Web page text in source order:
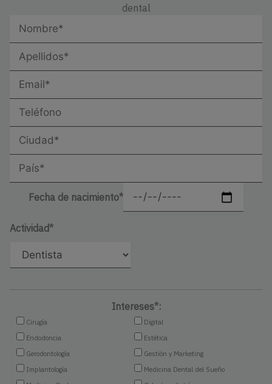
dental
Fecha de nacimiento*
Actividad*
Intereses*:
Cirugía
Digital
Endodoncia
Estética
Gerodontología
Gestión y Marketing
Implantología
Medicina Dental del Sueño